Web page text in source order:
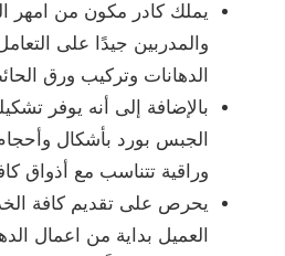
يملك كادر مكون من امهر
والمدربين جيدًا على
الدهانات وتركيب ورق
بالإضافة إلى أنه يوفر
الجبس بورد بأشكال
وراقية تتناسب مع أذواق
يحرص على تقديم كافة
العميل بداية من اعمال